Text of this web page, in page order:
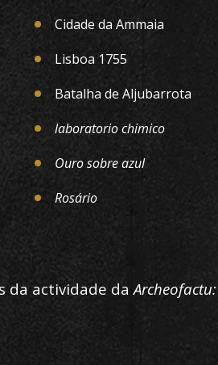
Cidade da Ammaia
Lisboa 1755
Batalha de Aljubarrota
laboratorio chimico
Ouro sobre azul
Rosário
da actividade daArcheofactu: